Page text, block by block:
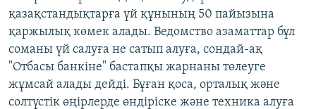
қазақстандықтарға үй құнының 50 пайызына
қаржылық көмек алады. Ведомство азаматтар бұл
соманы үй салуға не сатып алуға, сондай-ақ
"Отбасы банкіне" бастапқы жарнаны төлеуге
жұмсай алады дейді. Бұған қоса, орталық және
солтүстік өңірлерде өндіріске және техника алуға